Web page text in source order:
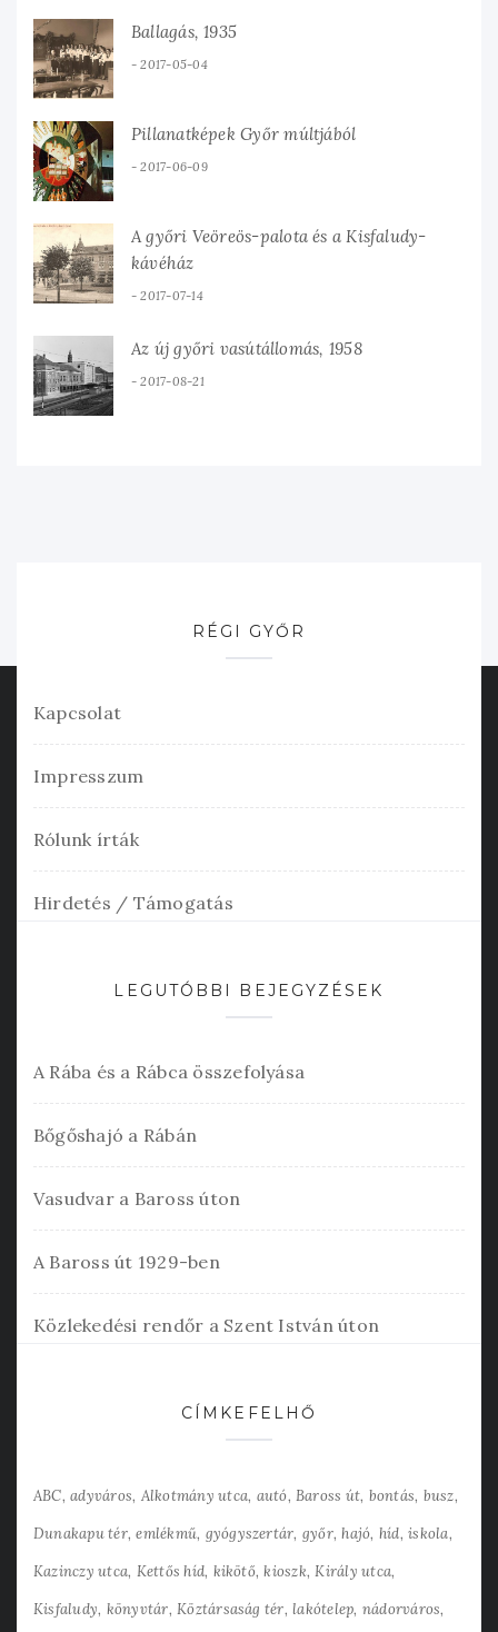
Ballagás, 1935
2017-05-04
Pillanatképek Győr múltjából
2017-06-09
A győri Veöreös-palota és a Kisfaludy-
kávéház
2017-07-14
Az új győri vasútállomás, 1958
2017-08-21
RÉGI GYŐR
Kapcsolat
Impresszum
Rólunk írták
Hirdetés / Támogatás
LEGUTÓBBI BEJEGYZÉSEK
A Rába és a Rábca összefolyása
Bőgőshajó a Rábán
Vasudvar a Baross úton
A Baross út 1929-ben
Közlekedési rendőr a Szent István úton
CÍMKEFELHŐ
ABC adyváros Alkotmány utca autó Baross út bontás busz
Dunakapu tér emlékmű gyógyszertár győr hajó híd iskola
Kazinczy utca Kettős híd kikötő kioszk Király utca
Kisfaludy könyvtár Köztársaság tér lakótelep nádorváros